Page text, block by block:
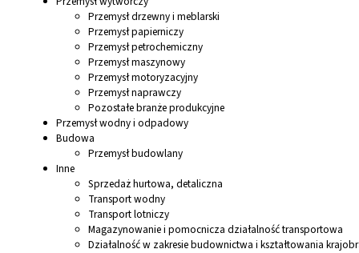
Przemysł drzewny i meblarski
Przemysł papierniczy
Przemysł petrochemiczny
Przemysł maszynowy
Przemysł motoryzacyjny
Przemysł naprawczy
Pozostałe branże produkcyjne
Przemysł wodny i odpadowy
Budowa
Przemysł budowlany
Inne
Sprzedaż hurtowa, detaliczna
Transport wodny
Transport lotniczy
Magazynowanie i pomocnicza działalność transportowa
Działalność w zakresie budownictwa i kształtowania